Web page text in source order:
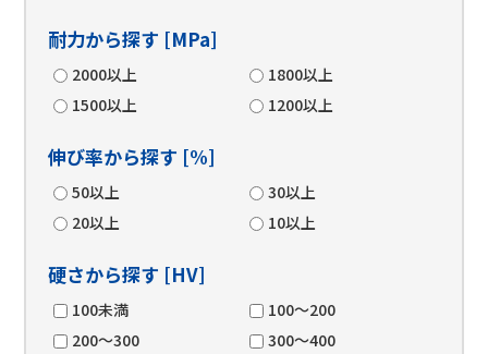
耐力から探す [MPa]
2000以上
1800以上
1500以上
1200以上
伸び率から探す [%]
50以上
30以上
20以上
10以上
硬さから探す [HV]
100未満
100～200
200～300
300～400